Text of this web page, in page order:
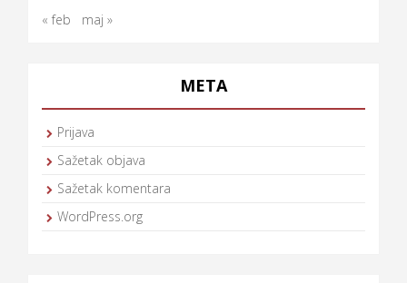
« feb maj »
META
Prijava
Sažetak objava
Sažetak komentara
WordPress.org